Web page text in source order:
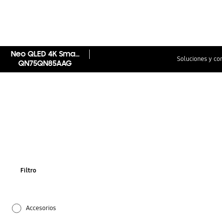
Neo QLED 4K Smart TV QN85A (2021)
QN75QN85AAG
Soluciones y
Filtro
Accesorios